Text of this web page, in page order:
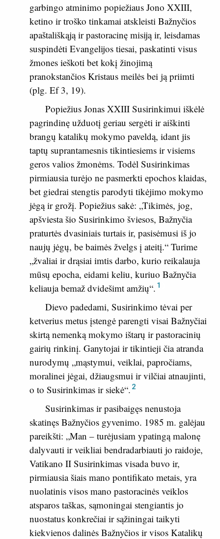
garbingo atminimo popiežiaus Jono XXIII,
ketino ir troško tinkamai atskleisti Bažnyčios
apaštališkąją ir pastoracinę misiją ir, leisdamas
suspindėti Evangelijos tiesai, paskatinti visus
žmones ieškoti bet kokį žinojimą
pranokstančios Kristaus meilės bei ją priimti
(plg. Ef 3, 19).
Popiežius Jonas XXIII Susirinkimui iškėlė
pagrindinę užduotį geriau sergėti ir aiškinti
brangų katalikų mokymo paveldą, idant jis
taptų suprantamesnis tikintiesiems ir visiems
geros valios žmonėms. Todėl Susirinkimas
pirmiausia turėjo ne pasmerkti epochos klaidas,
bet giedrai stengtis parodyti tikėjimo mokymo
jėgą ir grožį. Popiežius sakė: „Tikimės, jog,
apšviesta šio Susirinkimo šviesos, Bažnyčia
praturtės dvasiniais turtais ir, pasisėmusi iš jo
naujų jėgų, be baimės žvelgs į ateitį.“ Turime
„žvaliai ir drąsiai imtis darbo, kurio reikalauja
mūsų epocha, eidami keliu, kuriuo Bažnyčia
keliauja bemaž dvidešimt amžių“. 1
Dievo padedami, Susirinkimo tėvai per
ketverius metus įstengė parengti visai Bažnyčiai
skirtą nemenką mokymo ištarų ir pastoracinių
gairių rinkinį. Ganytojai ir tikintieji čia atranda
nurodymų „mąstymui, veiklai, papročiams,
moralinei jėgai, džiaugsmui ir vilčiai atnaujinti,
o to Susirinkimas ir siekė“. 2
Susirinkimas ir pasibaigęs nenustoja
skatinęs Bažnyčios gyvenimo. 1985 m. galėjau
pareikšti: „Man – turėjusiam ypatingą malonę
dalyvauti ir veikliai bendradarbiauti jo raidoje,
Vatikano II Susirinkimas visada buvo ir,
pirmiausia šiais mano pontifikato metais, yra
nuolatinis visos mano pastoracinės veiklos
atsparos taškas, sąmoningai stengiantis jo
nuostatus konkrečiai ir sąžiningai taikyti
kiekvienos dalinės Bažnyčios ir visos Katalikų